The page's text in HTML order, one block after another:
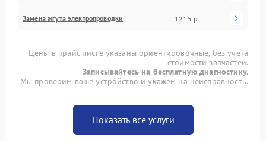
Замена жгута электропроводки 1215 р
Цены в прайс-листе указаны ориентировочные, без учета
стоимости запчастей.
Записывайтесь на бесплатную диагностику.
Мы проверим ваше устройство и укажем на неисправность.
Показать все услуги